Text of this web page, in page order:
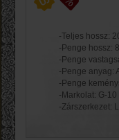
-Teljes hossz:
-Penge hossz:
-Penge
-Penge anyag:
-Penge
-Markolat: G-10
-Zárszerkezet: